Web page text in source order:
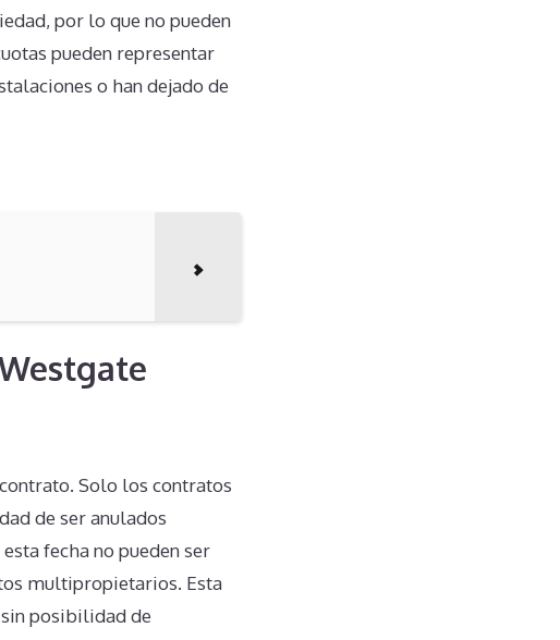
por lo que no pueden
pueden representar
o han dejado de
Solo los contratos
de ser anulados
fecha no pueden ser
multipropietarios. Esta
posibilidad de